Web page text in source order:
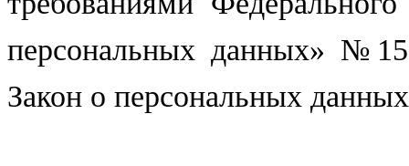
персональных данных»
Закон о персональных